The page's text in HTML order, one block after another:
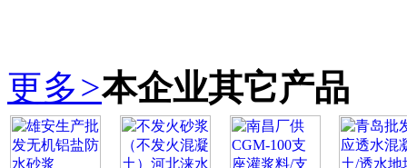
更多>本企业其它产品